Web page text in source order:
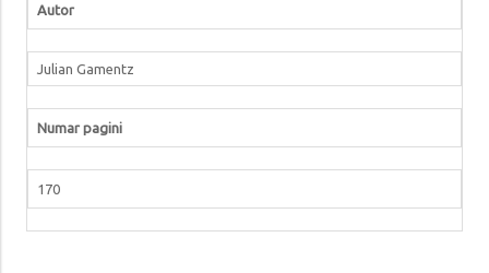
Autor
Julian Gamentz
Numar pagini
170